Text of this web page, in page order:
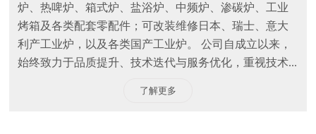
炉、热啤炉、箱式炉、盐浴炉、中频炉、渗碳炉、工业
烤箱及各类配套零配件；可改装维修日本、瑞士、意大
利产工业炉，以及各类国产工业炉。 公司自成立以来，
始终致力于品质提升、技术迭代与服务优化，重视技术...
了解更多